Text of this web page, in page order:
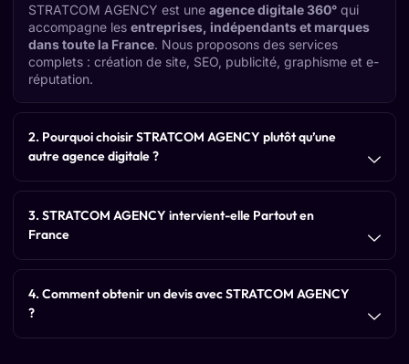
STRATCOM AGENCY est une agence digitale 360° qui
accompagne les entreprises, indépendants et marques
dans toute la France. Nous proposons des services
complets : création de site, SEO, publicité, graphisme et e-
réputation.
2. Pourquoi choisir STRATCOM AGENCY plutôt qu’une
autre agence digitale ?
3. STRATCOM AGENCY intervient-elle Partout en
France
4. Comment obtenir un devis avec STRATCOM AGENCY
?